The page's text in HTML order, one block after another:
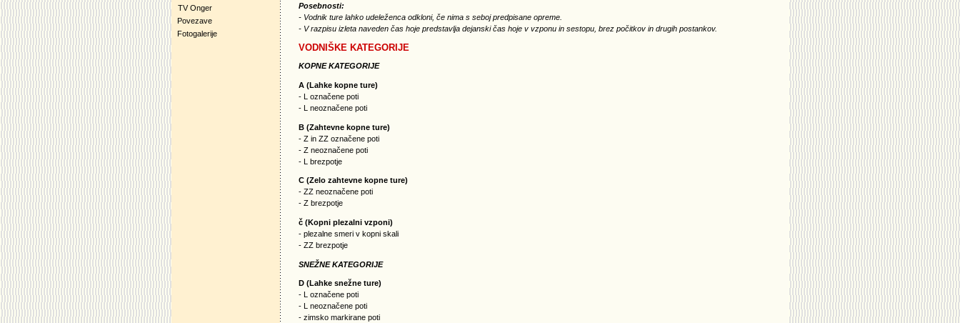
TV Onger
Povezave
Fotogalerije
Posebnosti:
- Vodnik ture lahko udeleženca odkloni, če nima s seboj predpisane opreme.
- V razpisu izleta naveden čas hoje predstavlja dejanski čas hoje v vzponu in sestopu, brez počitkov in drugih postankov.
VODNIŠKE KATEGORIJE
KOPNE KATEGORIJE
A (Lahke kopne ture)
- L označene poti
- L neoznačene poti
B (Zahtevne kopne ture)
- Z in ZZ označene poti
- Z neoznačene poti
- L brezpotje
C (Zelo zahtevne kopne ture)
- ZZ neoznačene poti
- Z brezpotje
č (Kopni plezalni vzponi)
- plezalne smeri v kopni skali
- ZZ brezpotje
SNEŽNE KATEGORIJE
D (Lahke snežne ture)
- L označene poti
- L neoznačene poti
- zimsko markirane poti